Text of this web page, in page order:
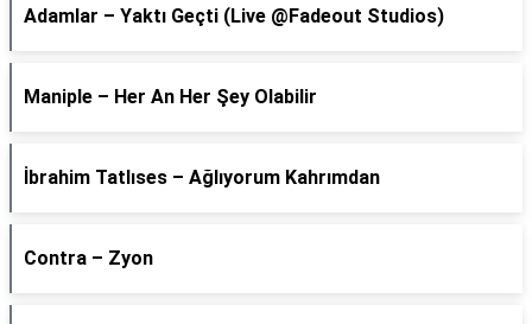
Adamlar – Yaktı Geçti (Live @Fadeout Studios)
Maniple – Her An Her Şey Olabilir
İbrahim Tatlıses – Ağlıyorum Kahrımdan
Contra – Zyon